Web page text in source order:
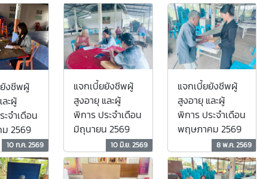
งชีพผู้
ะผู้
จำเดือน
2569
10 ก.ค. 2569
แจกเบี้ยยังชีพผู้
สูงอายุ และผู้
พิการ ประจำเดือน
มิถุนายน 2569
10 มิ.ย. 2569
แจกเบี้ยยังชีพผู้
สูงอายุ และผู้
พิการ ประจำเดือน
พฤษภาคม 2569
8 พ.ค. 2569